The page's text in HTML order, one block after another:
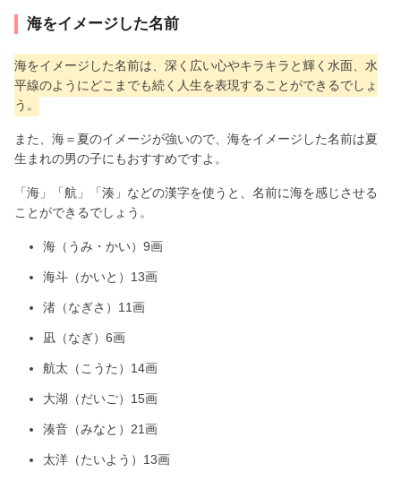
海をイメージした名前
海をイメージした名前は、深く広い心やキラキラと輝く水面、水
平線のようにどこまでも続く人生を表現することができるでしょ
う。
また、海＝夏のイメージが強いので、海をイメージした名前は夏
生まれの男の子にもおすすめですよ。
「海」「航」「湊」などの漢字を使うと、名前に海を感じさせる
ことができるでしょう。
海（うみ・かい）9画
海斗（かいと）13画
渚（なぎさ）11画
凪（なぎ）6画
航太（こうた）14画
大湖（だいご）15画
湊音（みなと）21画
太洋（たいよう）13画